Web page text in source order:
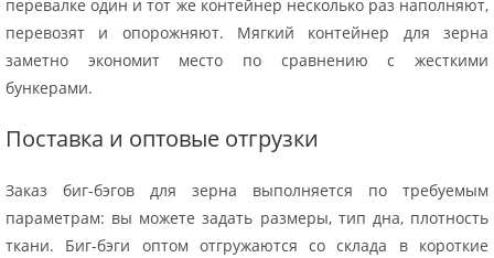
перевалке один и тот же контейнер несколько раз наполняют,
перевозят и опорожняют. Мягкий контейнер для зерна
заметно экономит место по сравнению с жесткими
бункерами.
Поставка и оптовые отгрузки
Заказ биг-бэгов для зерна выполняется по требуемым
параметрам: вы можете задать размеры, тип дна, плотность
ткани. Биг-бэги оптом отгружаются со склада в короткие